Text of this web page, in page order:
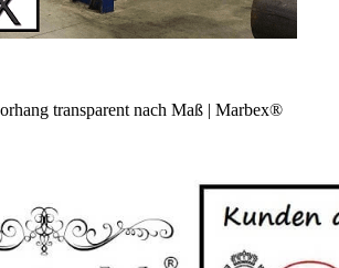
transparent nach Maß | Marbex®